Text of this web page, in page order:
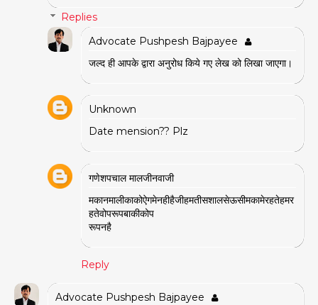
Replies
Advocate Pushpesh Bajpayee
जल्द ही आपके द्वारा अनुरोध किये गए लेख को लिखा जाएगा।
Unknown
Date mension?? Plz
गणेशपचाल मालजीनवाजी
मकानमालीकाकोऐगमेनहीहैजीहमतीसशालसेऊसीमकामेरहतेहमर
हतेवोपरूपबाकीकोप
रूपनहै
Reply
Advocate Pushpesh Bajpayee